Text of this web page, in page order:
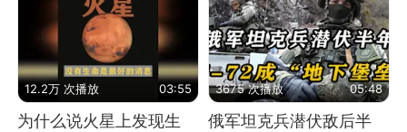
12.2万 次播放 03:55
为什么说火星上发现生
3675 次播放 05:48
俄军坦克兵潜伏敌后半